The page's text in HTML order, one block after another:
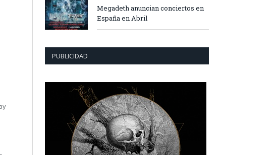
Megadeth anuncian conciertos en
España en Abril
PUBLICIDAD